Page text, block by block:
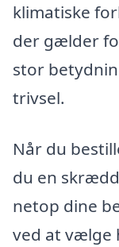
klimatiske
der gælder
stor
trivsel.
Når du
du en
netop dine
ved at vælge